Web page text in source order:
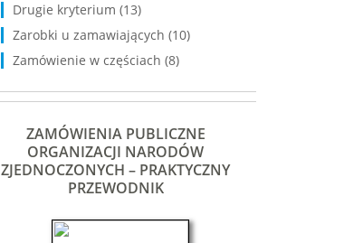
Drugie kryterium (13)
Zarobki u zamawiających (10)
Zamówienie w częściach (8)
ZAMÓWIENIA PUBLICZNE
ORGANIZACJI NARODÓW
ZJEDNOCZONYCH – PRAKTYCZNY
PRZEWODNIK